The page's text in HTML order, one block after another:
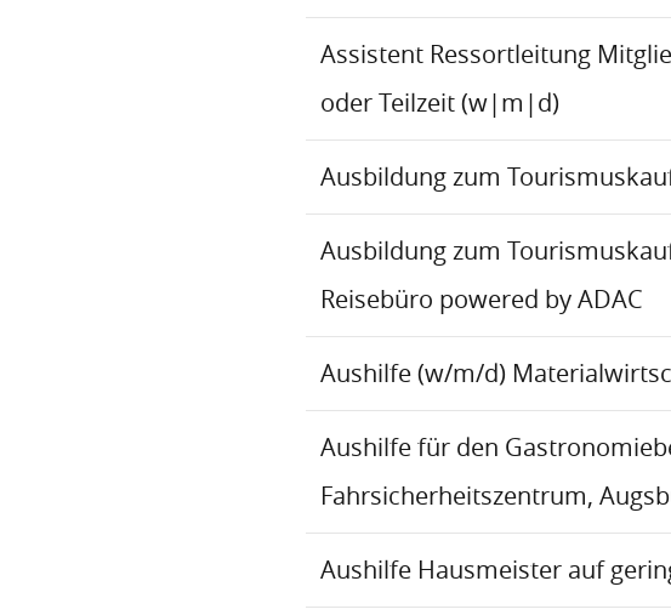
Assistent Ressortleitung
oder Teilzeit (w|m|d)
Ausbildung zum
Ausbildung zum
Reisebüro powered by ADAC
Aushilfe (w/m/d)
Aushilfe für den
Fahrsicherheitszentrum,
Aushilfe Hausmeister auf